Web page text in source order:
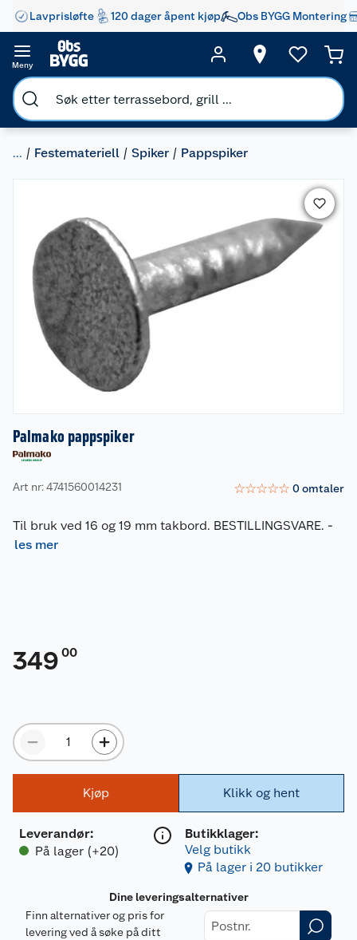
Lavprisløfte 120 dager åpent kjøp Obs BYGG Montering
Meny
... Festemateriell Spiker Pappspiker
Palmako pappspiker
Art nr: 4741560014231 ☆☆☆☆☆ 0omtaler
Til bruk ved 16 og 19 mm takbord. BESTILLINGSVARE. -
les mer
349 00
Kjøp
Leverandør:
På lager (+20)
Klikk og hent
Butikklager:
Velg butikk
På lager i 20 butikker
Dine leveringsalternativer
Finn alternativer og pris for
levering ved å søke på ditt